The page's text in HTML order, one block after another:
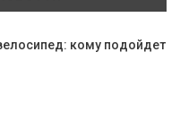
кому подойдет